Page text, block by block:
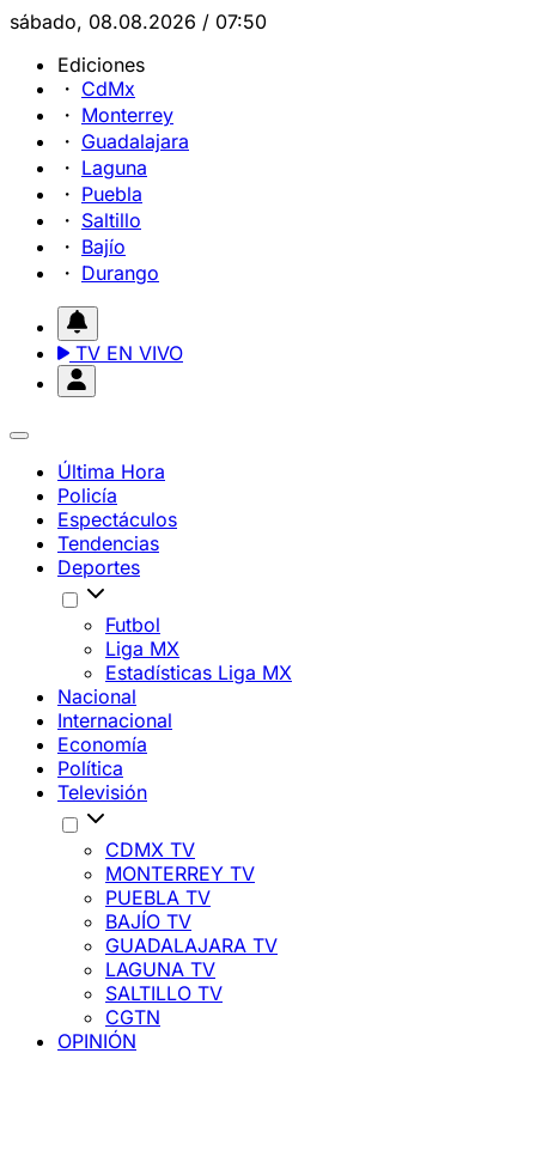
sábado, 08.08.2026 / 07:50
Ediciones
CdMx
Monterrey
Guadalajara
Laguna
Puebla
Saltillo
Bajío
Durango
TV EN VIVO
Última Hora
Policía
Espectáculos
Tendencias
Deportes
Futbol
Liga MX
Estadísticas Liga MX
Nacional
Internacional
Economía
Política
Televisión
CDMX TV
MONTERREY TV
PUEBLA TV
BAJÍO TV
GUADALAJARA TV
LAGUNA TV
SALTILLO TV
CGTN
OPINIÓN